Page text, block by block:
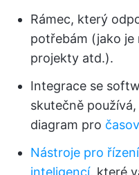
Rámec, který
potřebám (jako
projekty atd.).
Integrace se
skutečně používá,
diagram pro
Nástroje pro
inteligencí, které